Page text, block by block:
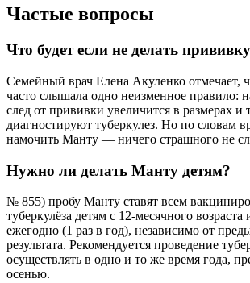
Частые вопросы
Что будет если не делать
Семейный врач Елена Акуленко отмечает,
часто слышала одно неизменное
след от прививки увеличится в размерах и
диагностируют туберкулез. Но по словам
намочить Манту — ничего страшного не
Нужно ли делать Манту детям?
№ 855) пробу Манту ставят всем
туберкулёза детям с 12-месячного
ежегодно (1 раз в год), независимо от
результата. Рекомендуется проведение
осуществлять в одно и то же время года,
осенью.